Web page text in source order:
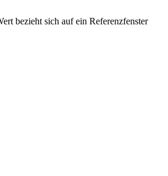
bezieht sich auf ein Referenzfenster